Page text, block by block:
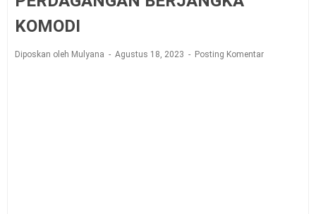
KOMODI
Diposkan oleh Mulyana Agustus 18, 2023 Posting Komentar